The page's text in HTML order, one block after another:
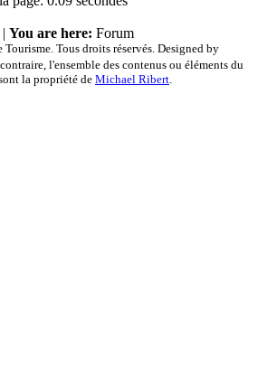
| You are here: Forum
Tous droits réservés. Designed by
l'ensemble des contenus ou éléments du
la propriété de Michael Ribert.